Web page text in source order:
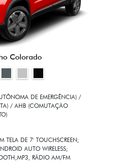
Colorado
DE EMERGÊNCIA) /
/ AHB (COMUTAÇÃO
TELA DE 7' TOUCHSCREEN;
AUTO WIRELESS;
RÁDIO AM/FM